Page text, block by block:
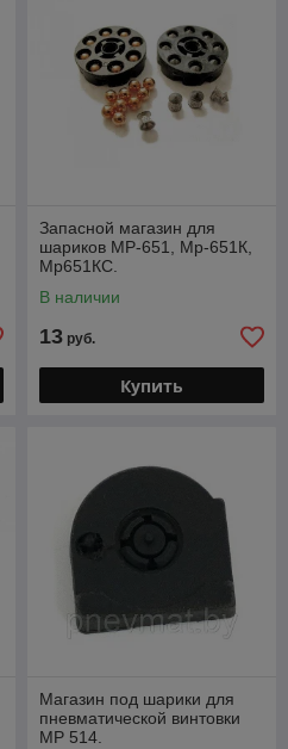
Запасной магазин для
шариков МР-651, Мр-651К,
Мр651КС.
В наличии
13 руб.
Купить
Магазин под шарики для
пневматической винтовки
МР 514.